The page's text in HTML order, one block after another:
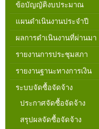
ข้อบัญญัติงบประมาณ
แผนดำเนินงานประจำปี
ผลการดำเนินงานที่ผ่านมา
รายงานการประชุมสภา
รายงานฐานะทางการเงิน
ระบบจัดซื้อจัดจ้าง
ประกาศจัดซื้อจัดจ้าง
สรุปผลจัดซื้อจัดจ้าง